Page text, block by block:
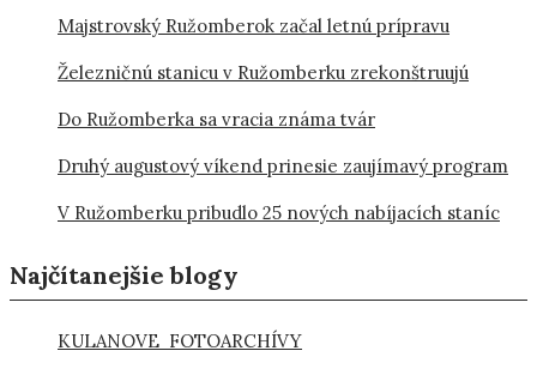
Majstrovský Ružomberok začal letnú prípravu
Železničnú stanicu v Ružomberku zrekonštruujú
Do Ružomberka sa vracia známa tvár
Druhý augustový víkend prinesie zaujímavý program
V Ružomberku pribudlo 25 nových nabíjacích staníc
Najčítanejšie blogy
KULANOVE FOTOARCHÍVY